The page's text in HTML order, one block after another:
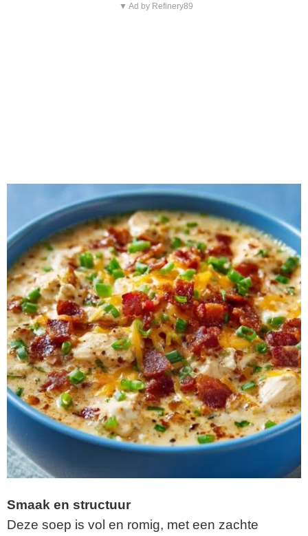
▼ Ad by Refinery89
Smaak en structuur
Deze soep is vol en romig, met een zachte